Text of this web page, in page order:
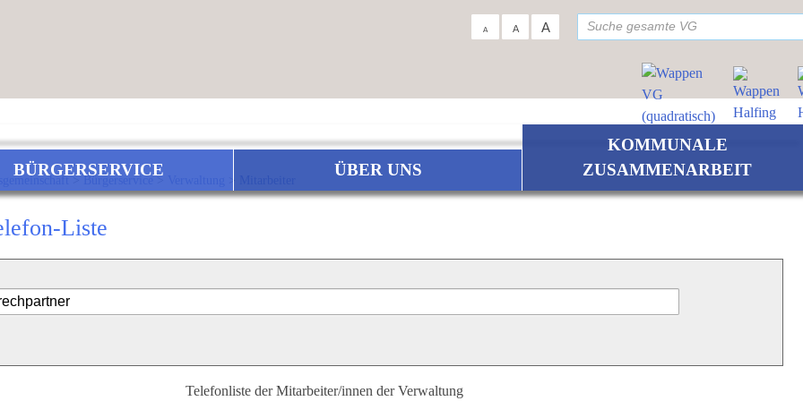
A A A
BÜRGERSERVICE ÜBER UNS
KOMMUNALE
ZUSAMMENARBEIT
>Bürgerservice>
Liste
Telefonliste der Mitarbeiter/innen der Verwaltung